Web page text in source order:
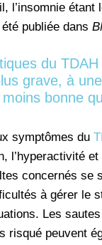
l’insomnie étant
publiée dans
du
grave, à
bonne
symptômes du
l’hyperactivité
concernés se
à gérer le
Les sautes
risqué peuvent